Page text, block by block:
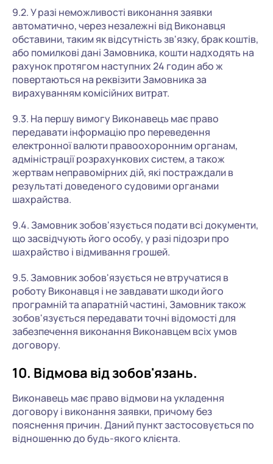
9.2. У разі неможливості виконання заявки
автоматично, через незалежні від Виконавця
обставини, таким як відсутність зв'язку, брак коштів,
або помилкові дані Замовника, кошти надходять на
рахунок протягом наступних 24 годин або ж
повертаються на реквізити Замовника за
вирахуванням комісійних витрат.
9.3. На першу вимогу Виконавець має право
передавати інформацію про переведення
електронної валюти правоохоронним органам,
адміністрації розрахункових систем, а також
жертвам неправомірних дій, які постраждали в
результаті доведеного судовими органами
шахрайства.
9.4. Замовник зобов'язується подати всі документи,
що засвідчують його особу, у разі підозри про
шахрайство і відмивання грошей.
9.5. Замовник зобов'язується не втручатися в
роботу Виконавця і не завдавати шкоди його
програмній та апаратній частині, Замовник також
зобов'язується передавати точні відомості для
забезпечення виконання Виконавцем всіх умов
договору.
10. Відмова від зобов'язань.
Виконавець має право відмови на укладення
договору і виконання заявки, причому без
пояснення причин. Даний пункт застосовується по
відношенню до будь-якого клієнта.